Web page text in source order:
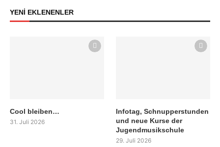
YENİ EKLENENLER
Cool bleiben…
31. Juli 2026
Infotag, Schnupperstunden
und neue Kurse der
Jugendmusikschule
29. Juli 2026